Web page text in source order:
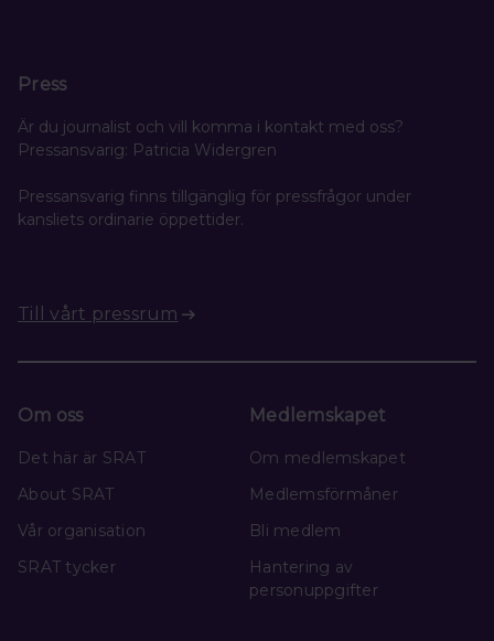
Press
Är du journalist och vill komma i kontakt med oss?
Pressansvarig: Patricia Widergren
Pressansvarig finns tillgänglig för pressfrågor under
kansliets ordinarie öppettider.
Till vårt pressrum
Om oss
Det här är SRAT
About SRAT
Vår organisation
SRAT tycker
Medlemskapet
Om medlemskapet
Medlemsförmåner
Bli medlem
Hantering av
personuppgifter